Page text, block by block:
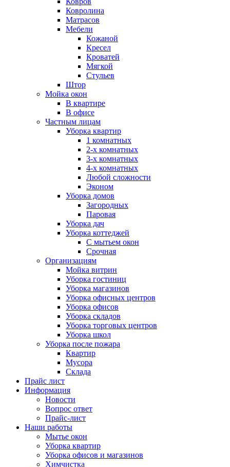
Ковролина
Матрасов
Мебели
Кожаной
Кресел
Кроватей
Мягкой
Стульев
Штор
Мойка окон
В квартире
В офисе
Частным лицам
Уборка квартир
1 комнатных
2-х комнатных
3-х комнатных
4-х комнатных
Любой сложности
Эконом
Уборка домов
Загородных
Паровая
Уборка дач
Уборка коттеджей
С мытьем окон
Срочная
Организациям
Мойка витрин
Уборка гостиниц
Уборка магазинов
Уборка офисных центров
Уборка офисов
Уборка складов
Уборка торговых центров
Уборка школ
Уборка после пожара
Квартир
Мусора
Склада
Прайс лист
Информация
Новости
Вопрос ответ
Прайс-лист
Наши работы
Мытье окон
Уборка квартир
Уборка офисов и магазинов
Химчистка